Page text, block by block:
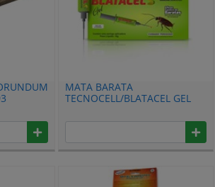
MATA BARATA
TECNOCELL/BLATACEL GEL